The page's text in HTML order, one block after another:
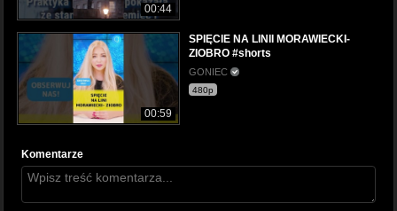
00:44
00:59
SPIĘCIE NA LINII MORAWIECKI-
ZIOBRO #shorts
GONIEC
480p
Komentarze